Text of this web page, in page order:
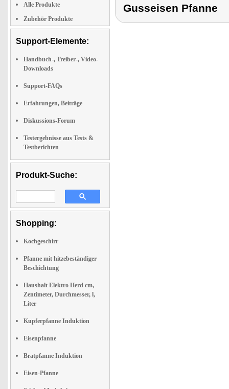
Alle Produkte
Zubehör Produkte
Support-Elemente:
Handbuch-, Treiber-, Video-
Downloads
Support-FAQs
Erfahrungen, Beiträge
Diskussions-Forum
Testergebnisse aus Tests &
Testberichten
Produkt-Suche:
Shopping:
Kochgeschirr
Pfanne mit hitzebeständiger
Beschichtung
Haushalt Elektro Herd cm,
Zentimeter, Durchmesser, l,
Liter
Kupferpfanne Induktion
Eisenpfanne
Bratpfanne Induktion
Eisen-Pfanne
Gusseisen Pfanne